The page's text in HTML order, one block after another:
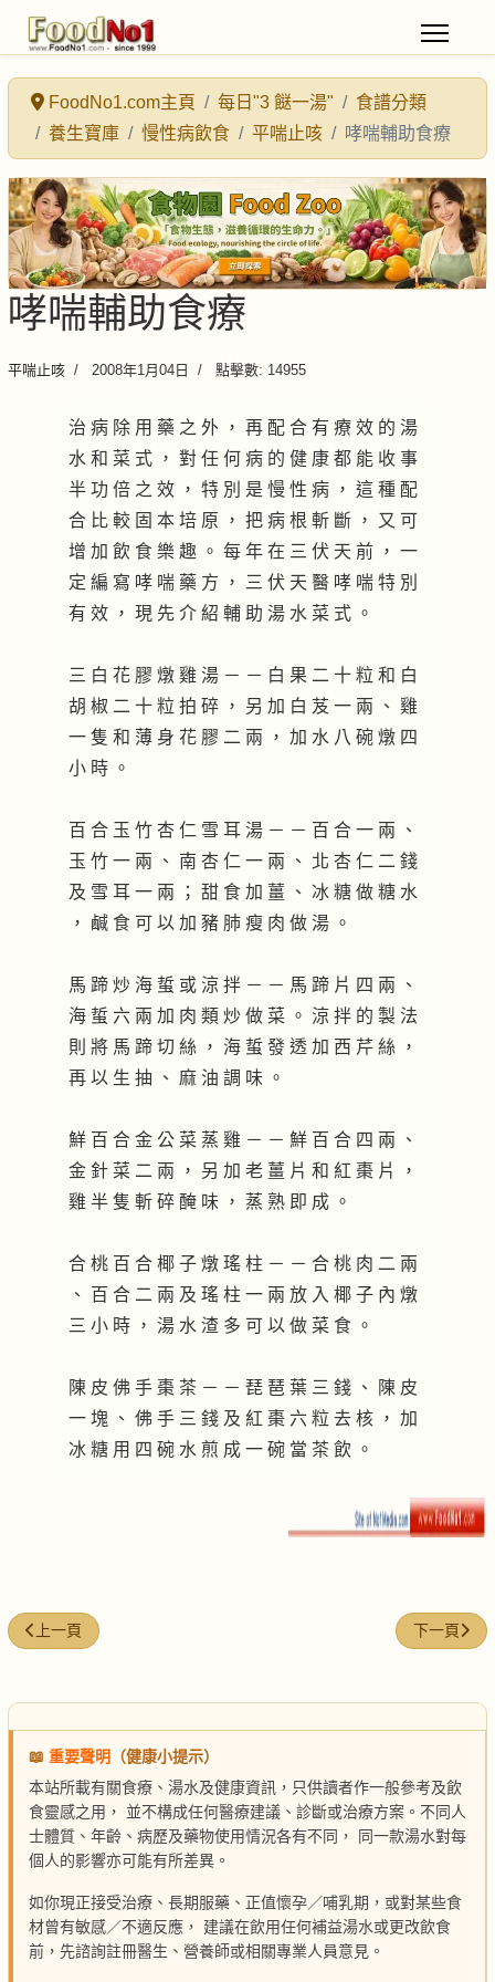
FoodNo1.com主頁 每日"3 餸一湯"
食譜分類
養生寶庫
慢性病飲食 平喘止咳 哮喘輔助食療
哮喘輔助食療
平喘止咳 2008年1月04日 點擊數: 14955
治 病 除 用 藥 之 外 ， 再 配 合 有 療 效 的 湯
水 和 菜 式 ， 對 任 何 病 的 健 康 都 能 收 事
半 功 倍 之 效 ， 特 別 是 慢 性 病 ， 這 種 配
合 比 較 固 本 培 原 ， 把 病 根 斬 斷 ， 又 可
增 加 飲 食 樂 趣 。 每 年 在 三 伏 天 前 ， 一
定 編 寫 哮 喘 藥 方 ， 三 伏 天 醫 哮 喘 特 別
有 效 ， 現 先 介 紹 輔 助 湯 水 菜 式 。
三 白 花 膠 燉 雞 湯 － － 白 果 二 十 粒 和 白
胡 椒 二 十 粒 拍 碎 ， 另 加 白 芨 一 兩 、 雞
一 隻 和 薄 身 花 膠 二 兩 ， 加 水 八 碗 燉 四
小 時 。
百 合 玉 竹 杏 仁 雪 耳 湯 － － 百 合 一 兩 、
玉 竹 一 兩 、 南 杏 仁 一 兩 、 北 杏 仁 二 錢
及 雪 耳 一 兩 ； 甜 食 加 薑 、 冰 糖 做 糖 水
， 鹹 食 可 以 加 豬 肺 瘦 肉 做 湯 。
馬 蹄 炒 海 蜇 或 涼 拌 － － 馬 蹄 片 四 兩 、
海 蜇 六 兩 加 肉 類 炒 做 菜 。 涼 拌 的 製 法
則 將 馬 蹄 切 絲 ， 海 蜇 發 透 加 西 芹 絲 ，
再 以 生 抽 、 麻 油 調 味 。
鮮 百 合 金 公 菜 蒸 雞 － － 鮮 百 合 四 兩 、
金 針 菜 二 兩 ， 另 加 老 薑 片 和 紅 棗 片 ，
雞 半 隻 斬 碎 醃 味 ， 蒸 熟 即 成 。
合 桃 百 合 椰 子 燉 瑤 柱 － － 合 桃 肉 二 兩
、 百 合 二 兩 及 瑤 柱 一 兩 放 入 椰 子 內 燉
三 小 時 ， 湯 水 渣 多 可 以 做 菜 食 。
陳 皮 佛 手 棗 茶 － － 琵 琶 葉 三 錢 、 陳 皮
一 塊 、 佛 手 三 錢 及 紅 棗 六 粒 去 核 ， 加
冰 糖 用 四 碗 水 煎 成 一 碗 當 茶 飲 。
上一篇文章: 虛喘實喘食療方
上一頁 下一篇文章
下一頁
📖 重要聲明
（健康小提示）
本站所載有關食療、湯水及健康資訊，只供讀者作一般參考及飲
食靈感之用， 並不構成任何醫療建議、診斷或治療方案。不同人
士體質、年齡、病歷及藥物使用情況各有不同， 同一款湯水對每
個人的影響亦可能有所差異。
如你現正接受治療、長期服藥、正值懷孕／哺乳期，或對某些食
材曾有敏感／不適反應， 建議在飲用任何補益湯水或更改飲食
前，先諮詢註冊醫生、營養師或相關專業人員意見。